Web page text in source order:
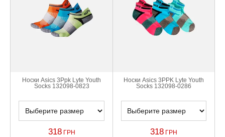
Носки Asics 3Ppk Lyte Youth
Socks 132098-0823
318ГРН
Носки Asics 3PPK Lyte Youth
Socks 132098-0286
318ГРН